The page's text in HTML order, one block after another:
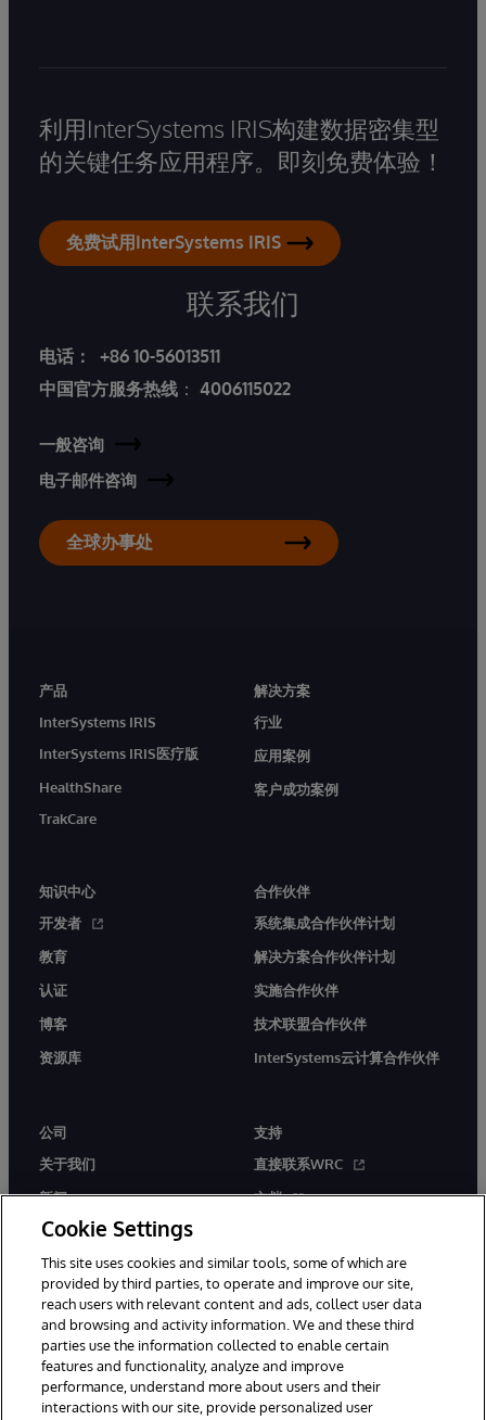
利用InterSystems IRIS构建数据密集型
的关键任务应用程序。即刻免费体验！
免费试用InterSystems IRIS
联系我们
电话：
+86 10-56013511
中国官方服务热线 ： 4006115022
一般咨询
电子邮件咨询
全球办事处
产品
InterSystems IRIS
InterSystems IRIS医疗版
HealthShare
TrakCare
解决方案
行业
应用案例
客户成功案例
知识中心
开发者
教育
认证
博客
资源库
合作伙伴
系统集成合作伙伴计划
解决方案合作伙伴计划
实施合作伙伴
技术联盟合作伙伴
InterSystems云计算合作伙伴
公司
关于我们
新闻
活动
工作机会
支持
直接联系WRC
文档
© 1996-2026 InterSystems Corporation, Boston, MA. 系联软件（北
Cookie Settings
This site uses cookies and similar tools, some of which are
provided by third parties, to operate and improve our site,
reach users with relevant content and ads, collect user data
and browsing and activity information. We and these third
parties use the information collected to enable certain
features and functionality, analyze and improve
performance, understand more about users and their
interactions with our site, provide personalized user